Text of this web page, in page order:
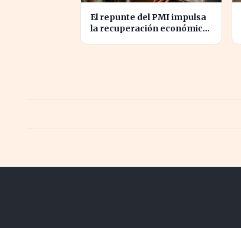
El repunte del PMI impulsa
la recuperación económica